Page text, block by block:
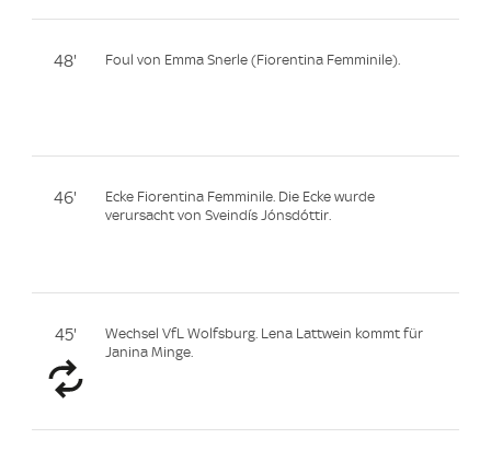
48' Foul von Emma Snerle (Fiorentina Femminile).
46'
Ecke Fiorentina Femminile. Die Ecke wurde
verursacht von Sveindís Jónsdóttir.
45'
Wechsel VfL Wolfsburg. Lena Lattwein kommt für
Janina Minge.